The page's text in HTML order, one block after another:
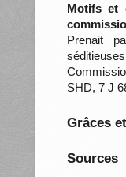
Motifs et
Prenait
SHD, 7 J
Grâces
Sources